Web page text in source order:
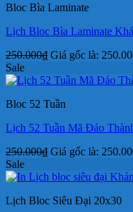
Bloc Bìa Laminate
Lịch Bloc Bìa Laminate
250.000₫ Giá gốc là:
Sale
Bloc 52 Tuần
Lịch 52 Tuần Mã Đáo
250.000₫ Giá gốc là:
Sale
Lịch Bloc Siêu Đại 20x30